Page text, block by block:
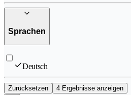
Sprachen
Deutsch
Zurücksetzen 4 Ergebnisse anzeigen